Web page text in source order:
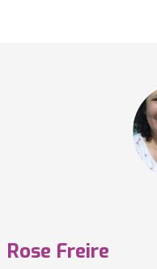
Rose Freire